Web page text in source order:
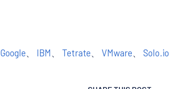
Google、 IBM、 Tetrate、 VMware、 Solo.io